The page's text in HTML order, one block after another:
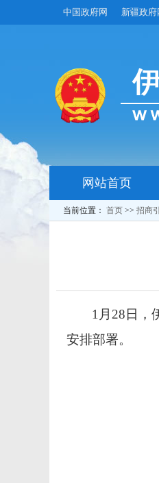
中国政府网 新疆政府
网站首页
当前位置： 首页 >> 招商
1月28日，
安排部署。